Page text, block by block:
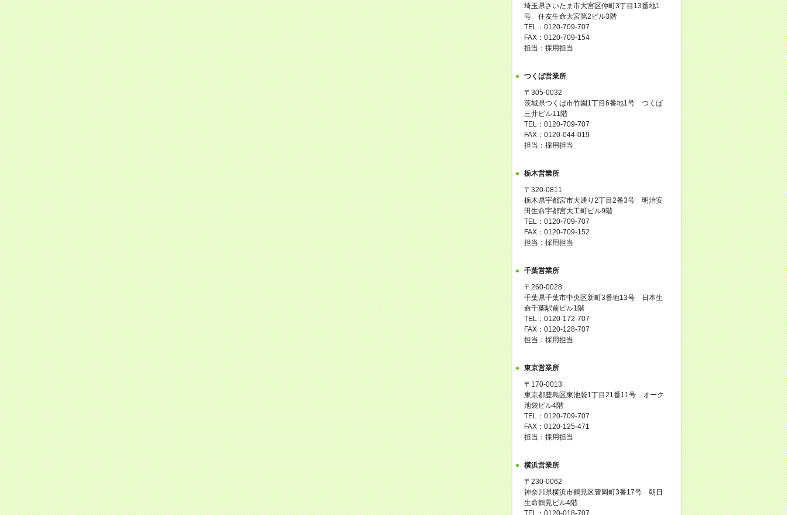
埼玉県さいたま市大宮区仲町3丁目13番地1
号 住友生命大宮第2ビル3階
TEL：0120-709-707
FAX：0120-709-154
担当：採用担当
つくば営業所
〒305-0032
茨城県つくば市竹園1丁目6番地1号 つくば
三井ビル11階
TEL：0120-709-707
FAX：0120-044-019
担当：採用担当
栃木営業所
〒320-0811
栃木県宇都宮市大通り2丁目2番3号 明治安
田生命宇都宮大工町ビル9階
TEL：0120-709-707
FAX：0120-709-152
担当：採用担当
千葉営業所
〒260-0028
千葉県千葉市中央区新町3番地13号 日本生
命千葉駅前ビル1階
TEL：0120-172-707
FAX：0120-128-707
担当：採用担当
東京営業所
〒170-0013
東京都豊島区東池袋1丁目21番11号 オーク
池袋ビル4階
TEL：0120-709-707
FAX：0120-125-471
担当：採用担当
横浜営業所
〒230-0062
神奈川県横浜市鶴見区豊岡町3番17号 朝日
生命鶴見ビル4階
TEL：0120-018-707